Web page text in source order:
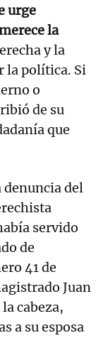
urge
la
y la
la política. Si
o
de su
que
denuncia del
servido
de
41 de
Juan
cabeza,
a su esposa